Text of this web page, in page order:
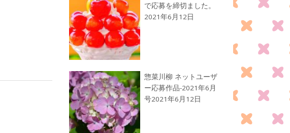
で応募を締切ました。
2021年6月12日
惣菜川柳 ネットユーザ
ー応募作品-2021年6月
号2021年6月12日